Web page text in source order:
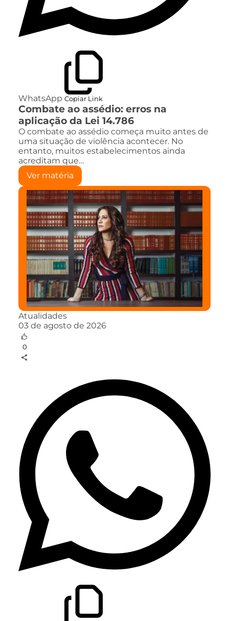
WhatsApp Copiar Link
Combate ao assédio: erros na
aplicação da Lei 14.786
O combate ao assédio começa muito antes de
uma situação de violência acontecer. No
entanto, muitos estabelecimentos ainda
acreditam que…
Ver matéria
Atualidades
03 de agosto de 2026
0